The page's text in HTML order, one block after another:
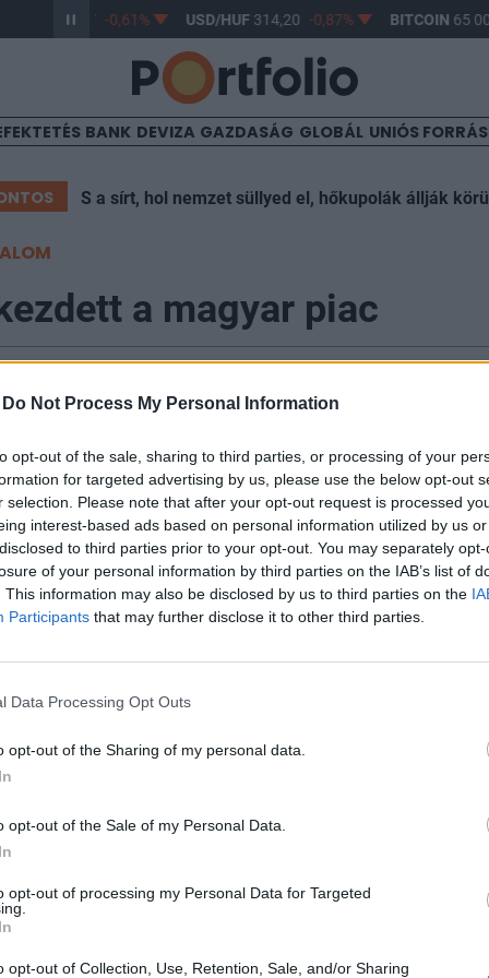
Do Not Process My Personal Information
opt-out of the sale, sharing to third parties, or processing of your
for targeted advertising by us, please use the below opt-out
selection. Please note that after your opt-out request is processed
interest-based ads based on personal information utilized by us
to third parties prior to your opt-out. You may separately
of your personal information by third parties on the IAB’s list of
This information may also be disclosed by us to third parties on the
Participants that may further disclose it to other third parties.
Data Processing Opt Outs
opt-out of the Sharing of my personal data.
opt-out of the Sale of my Personal Data.
opt-out of processing my Personal Data for Targeted
opt-out of Collection, Use, Retention, Sale, and/or Sharing
363,17 -0,61% USD/HUF 314,20 -0,87% BITCOIN65
BANK DEVIZA GAZDASÁG GLOBÁL UNIÓS
S a sírt, hol nemzet süllyed el, hőkupolák állják
a magyar piac
nyitott a magyar piac, miután elromlott a
az európai indexek is lefelé vették az irányt. A BUX
A vezető részvények közül az OTP mutatja a
segíti, hogy a hírek szerint két fokozattal minősített
a magyar kormány IMF-fel való együttmüködési
csak egy fokozattal tette. Érkezett egy kedvezőtlen
estek a magyar beruházások.
viszonyítva. Ezzel ellentétben a feldolgozóipar beruházásai a
lesz külföldön, először a lengyel GDP, aztán az
portfolio.hu hírarchívumához tartozik, melynek olvasása